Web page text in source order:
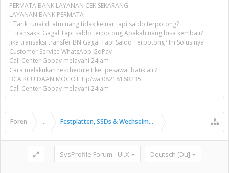
PERMATA BANK LAYANAN CEK SEKARANG
LAYANAN BANK PERMATA
" Tarik tunai di atm uang tidak keluar tapi saldo terpotong?
" Transaksi Gagal Tapi saldo terpotong Apakah uang bisa kembali?
Jika transaksi transfer BN Gagal Tapi Saldo Terpotong? Ini Solusinya
Customer Service WhatsApp GoPay
Call Center Gopay melayani 24jam
Cara melakukan reschedule tiket pesawat batik air?
BCA KCU DAAN MOGOT.Tlp/wa.08218168235
Call Center Gopay melayani 24jam
Foren ... Festplatten, SSDs & Wechselmedien
SysProfile Forum - UI.X Deutsch [Du]